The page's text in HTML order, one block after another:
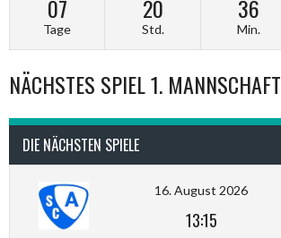
07
Tage
20
Std.
36
Min.
NÄCHSTES SPIEL 1. MANNSCHAFT
DIE NÄCHSTEN SPIELE
16. August 2026
13:15